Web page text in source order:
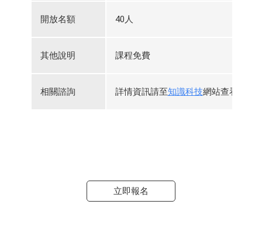
開放名額 40人
其他說明 課程免費
相關諮詢 詳情資訊請至知識科技網站查看，或
立即報名